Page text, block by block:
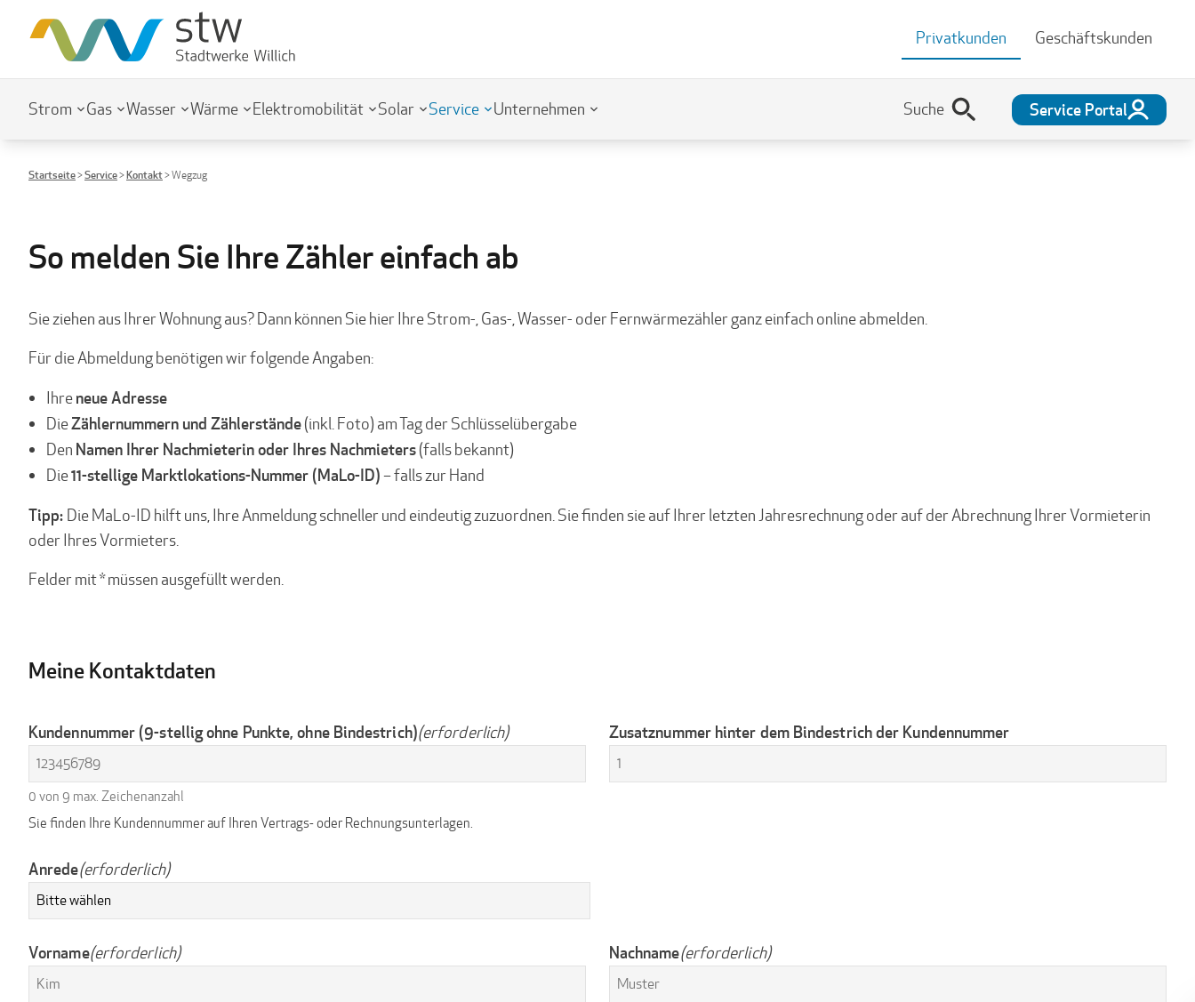
Privatkunden Geschäftskunden
Strom Gas Wasser Wärme Elektromobilität Solar Service Unternehmen Service Portal
Startseite>Service>Kontakt>Wegzug
So melden Sie Ihre Zähler einfach ab
Sie ziehen aus Ihrer Wohnung aus? Dann können Sie hier Ihre Strom-, Gas-, Wasser- oder Fernwärmezähler ganz einfach online abmelden.
Für die Abmeldung benötigen wir folgende Angaben:
Ihreneue Adresse
DieZählernummern und Zählerstände(inkl. Foto) am Tag der Schlüsselübergabe
Den Namen Ihrer Nachmieterin oder Ihres Nachmieters(falls bekannt)
Die11-stellige Marktlokations-Nummer (MaLo-ID)– falls zur Hand
Tipp: Die MaLo-ID hilft uns, Ihre Anmeldung schneller und eindeutig zuzuordnen. Sie finden sie auf Ihrer letzten Jahresrechnung oder auf der Abrechnung Ihrer Vormieterin
oder Ihres Vormieters.
Felder mit * müssen ausgefüllt werden.
Meine Kontaktdaten
Kundennummer (9-stellig ohne Punkte, ohne Bindestrich)(erforderlich)
0 von 9 max. Zeichenanzahl
Sie finden Ihre Kundennummer auf Ihren Vertrags- oder Rechnungsunterlagen.
Zusatznummer hinter dem Bindestrich der Kundennummer
Anrede(erforderlich)
Vorname(erforderlich) Nachname(erforderlich)